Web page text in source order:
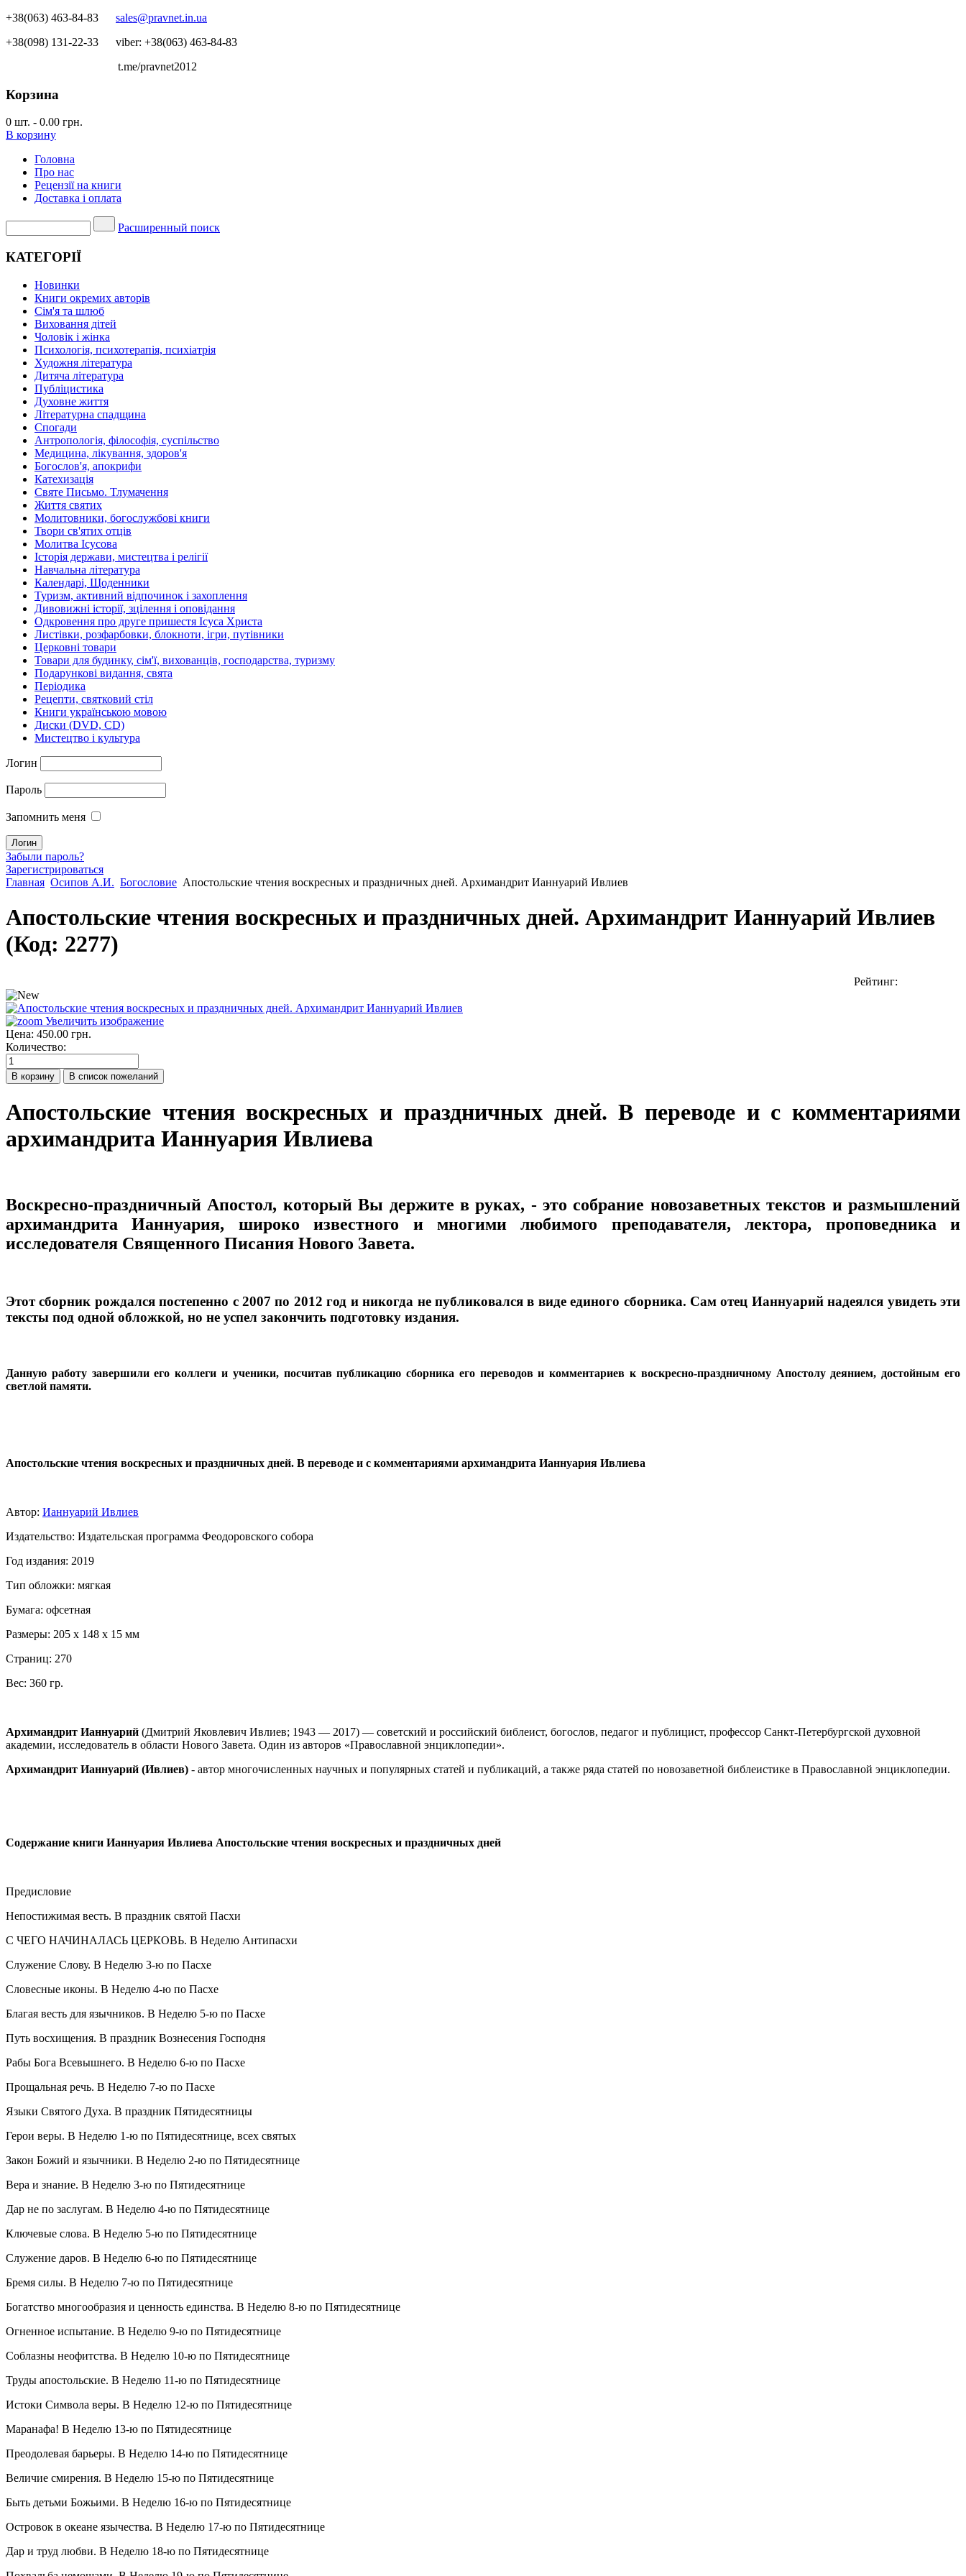
+38(063) 463-84-83 sales@pravnet.in.ua
+38(098) 131-22-33 viber: +38(063) 463-84-83
t.me/pravnet2012
Корзина
0 шт. - 0.00 грн.
В корзину
Головна
Про нас
Рецензії на книги
Доставка і оплата
Расширенный поиск
КАТЕГОРІЇ
Новинки
Книги окремих авторів
Сім'я та шлюб
Виховання дітей
Чоловік і жінка
Психологія, психотерапія, психіатрія
Художня література
Дитяча література
Публіцистика
Духовне життя
Літературна спадщина
Спогади
Антропологія, філософія, суспільство
Медицина, лікування, здоров'я
Богослов'я, апокрифи
Катехизація
Святе Письмо. Тлумачення
Життя святих
Молитовники, богослужбові книги
Твори св'ятих отців
Молитва Ісусова
Історія держави, мистецтва і релігії
Навчальна література
Календарі, Щоденники
Туризм, активний відпочинок і захоплення
Дивовижні історії, зцілення і оповідання
Одкровення про друге пришестя Ісуса Христа
Листівки, розфарбовки, блокноти, ігри, путівники
Церковні товари
Товари для будинку, сім'ї, вихованців, господарства, туризму
Подарункові видання, свята
Періодика
Рецепти, святковий стіл
Книги українською мовою
Диски (DVD, CD)
Мистецтво і культура
Логин
Пароль
Запомнить меня
Забыли пароль?
Зарегистрироваться
Главная Осипов А.И. Богословие Апостольские чтения воскресных и праздничных дней. Архимандрит Ианнуарий Ивлиев
Апостольские чтения воскресных и праздничных дней. Архимандрит Ианнуарий Ивлиев
(Код: 2277)
Рейтинг:
Увеличить изображение
Цена: 450.00 грн.
Количество:
Апостольские чтения воскресных и праздничных дней. В переводе и с комментариями
архимандрита Ианнуария Ивлиева
Воскресно-праздничный Апостол, который Вы держите в руках, - это собрание новозаветных текстов и размышлений
архимандрита Ианнуария, широко известного и многими любимого преподавателя, лектора, проповедника и
исследователя Священного Писания Нового Завета.
Этот сборник рождался постепенно с 2007 по 2012 год и никогда не публиковался в виде единого сборника. Сам отец Ианнуарий надеялся увидеть эти
тексты под одной обложкой, но не успел закончить подготовку издания.
Данную работу завершили его коллеги и ученики, посчитав публикацию сборника его переводов и комментариев к воскресно-праздничному Апостолу деянием, достойным его
светлой памяти.
Апостольские чтения воскресных и праздничных дней. В переводе и с комментариями архимандрита Ианнуария Ивлиева
Автор: Ианнуарий Ивлиев
Издательство: Издательская программа Феодоровского собора
Год издания: 2019
Тип обложки: мягкая
Бумага: офсетная
Размеры: 205 х 148 х 15 мм
Страниц: 270
Вес: 360 гр.
Архимандрит Ианнуарий (Дмитрий Яковлевич Ивлиев; 1943 — 2017) — советский и российский библеист, богослов, педагог и публицист, профессор Санкт-Петербургской духовной
академии, исследователь в области Нового Завета. Один из авторов «Православной энциклопедии».
Архимандрит Ианнуарий (Ивлиев) - автор многочисленных научных и популярных статей и публикаций, а также ряда статей по новозаветной библеистике в Православной энциклопедии.
Содержание книги Ианнуария Ивлиева Апостольские чтения воскресных и праздничных дней
Предисловие
Непостижимая весть. В праздник святой Пасхи
С ЧЕГО НАЧИНАЛАСЬ ЦЕРКОВЬ. В Неделю Антипасхи
Служение Слову. В Неделю 3-ю по Пасхе
Словесные иконы. В Неделю 4-ю по Пасхе
Благая весть для язычников. В Неделю 5-ю по Пасхе
Путь восхищения. В праздник Вознесения Господня
Рабы Бога Всевышнего. В Неделю 6-ю по Пасхе
Прощальная речь. В Неделю 7-ю по Пасхе
Языки Святого Духа. В праздник Пятидесятницы
Герои веры. В Неделю 1-ю по Пятидесятнице, всех святых
Закон Божий и язычники. В Неделю 2-ю по Пятидесятнице
Вера и знание. В Неделю 3-ю по Пятидесятнице
Дар не по заслугам. В Неделю 4-ю по Пятидесятнице
Ключевые слова. В Неделю 5-ю по Пятидесятнице
Служение даров. В Неделю 6-ю по Пятидесятнице
Бремя силы. В Неделю 7-ю по Пятидесятнице
Богатство многообразия и ценность единства. В Неделю 8-ю по Пятидесятнице
Огненное испытание. В Неделю 9-ю по Пятидесятнице
Соблазны неофитства. В Неделю 10-ю по Пятидесятнице
Труды апостольские. В Неделю 11-ю по Пятидесятнице
Истоки Символа веры. В Неделю 12-ю по Пятидесятнице
Маранафа! В Неделю 13-ю по Пятидесятнице
Преодолевая барьеры. В Неделю 14-ю по Пятидесятнице
Величие смирения. В Неделю 15-ю по Пятидесятнице
Быть детьми Божьими. В Неделю 16-ю по Пятидесятнице
Островок в океане язычества. В Неделю 17-ю по Пятидесятнице
Дар и труд любви. В Неделю 18-ю по Пятидесятнице